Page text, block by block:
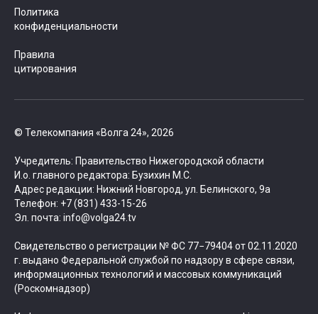
© Телекомпания «Волга 24», 2026
Учредитель: Правительство Нижегородской области
И.о. главного редактора: Бузихин М.С.
Адрес редакции: Нижний Новгород, ул. Белинского, 9а
Телефон: +7 (831) 433-15-26
Эл. почта: info@volga24.tv
Свидетельство о регистрации № ФС 77−79404 от 02.11.2020
г. выдано Федеральной службой по надзору в сфере связи,
информационных технологий и массовых коммуникаций
(Роскомнадзор)
Политика
конфиденциальности
Правила
цитирования